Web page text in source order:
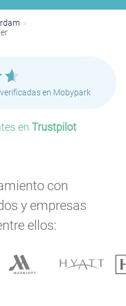
en Mobypark
en Trustpilot
con
y empresas
ellos:
P
P